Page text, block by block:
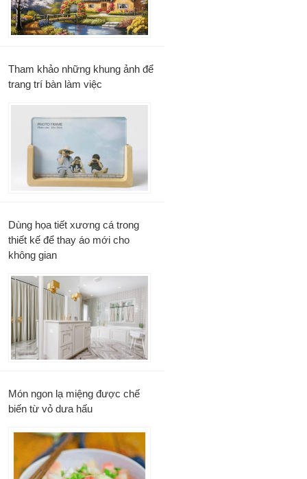
Tham khảo những khung ảnh để
trang trí bàn làm việc
Dùng họa tiết xương cá trong
thiết kế để thay áo mới cho
không gian
Món ngon lạ miệng được chế
biến từ vỏ dưa hấu